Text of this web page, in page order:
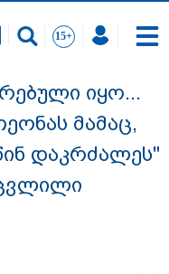
იყო...
მამაც,
დაკრძალეს"